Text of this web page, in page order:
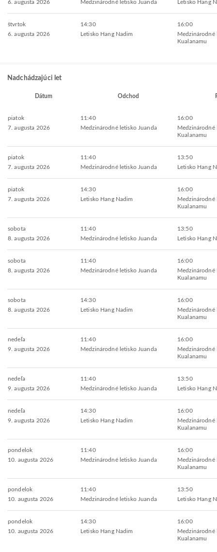
6. augusta 2026 Medzinárodné letisko Juanda Letisko Hang
štvrtok
6. augusta 2026
14:30
Letisko Hang Nadim
16:00
Medzinárodné
Kualanamu
Nadchádzajúci let
Dátum Odchod
piatok
7. augusta 2026
11:40
Medzinárodné letisko Juanda
16:00
Medzinárodné
Kualanamu
piatok
7. augusta 2026
11:40
Medzinárodné letisko Juanda
13:50
Letisko Hang
piatok
7. augusta 2026
14:30
Letisko Hang Nadim
16:00
Medzinárodné
Kualanamu
sobota
8. augusta 2026
11:40
Medzinárodné letisko Juanda
13:50
Letisko Hang
sobota
8. augusta 2026
11:40
Medzinárodné letisko Juanda
16:00
Medzinárodné
Kualanamu
sobota
8. augusta 2026
14:30
Letisko Hang Nadim
16:00
Medzinárodné
Kualanamu
nedeľa
9. augusta 2026
11:40
Medzinárodné letisko Juanda
16:00
Medzinárodné
Kualanamu
nedeľa
9. augusta 2026
11:40
Medzinárodné letisko Juanda
13:50
Letisko Hang
nedeľa
9. augusta 2026
14:30
Letisko Hang Nadim
16:00
Medzinárodné
Kualanamu
pondelok
10. augusta 2026
11:40
Medzinárodné letisko Juanda
16:00
Medzinárodné
Kualanamu
pondelok
10. augusta 2026
11:40
Medzinárodné letisko Juanda
13:50
Letisko Hang
pondelok
10. augusta 2026
14:30
Letisko Hang Nadim
16:00
Medzinárodné
Kualanamu